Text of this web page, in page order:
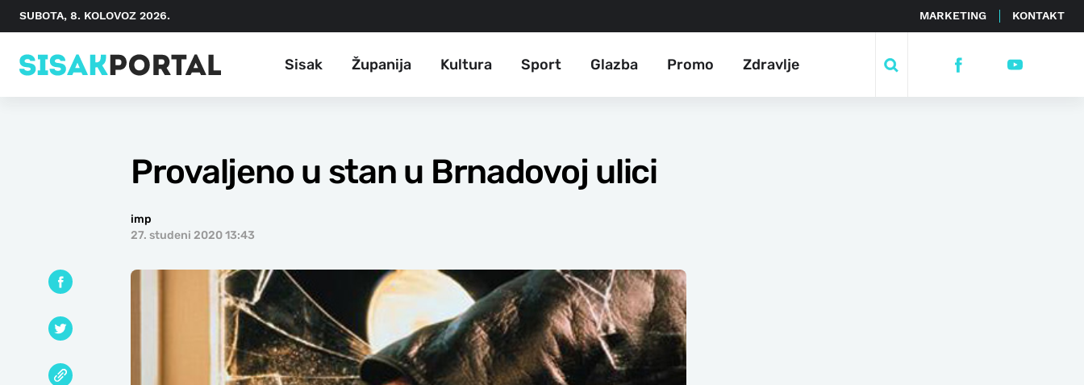
SUBOTA, 8. KOLOVOZ 2026. MARKETING KONTAKT
Sisak Županija Kultura Sport Glazba Promo Zdravlje
Provaljeno u stan u Brnadovoj ulici
imp
27. studeni 2020 13:43